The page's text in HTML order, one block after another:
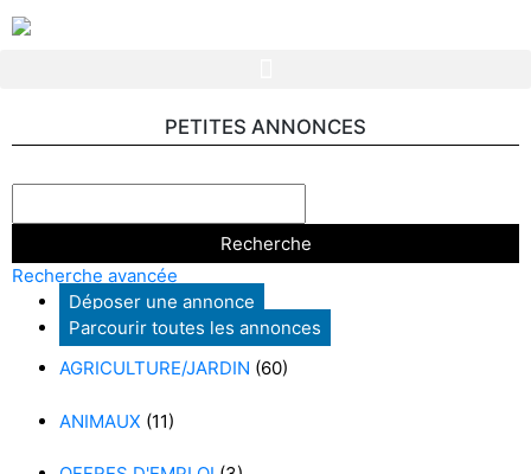
PETITES ANNONCES
Recherche avancée
Déposer une annonce
Parcourir toutes les annonces
AGRICULTURE/JARDIN (60)
ANIMAUX (11)